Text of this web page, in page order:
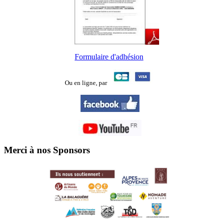
Formulaire d'adhésion
Ou en ligne, par
Merci à nos Sponsors